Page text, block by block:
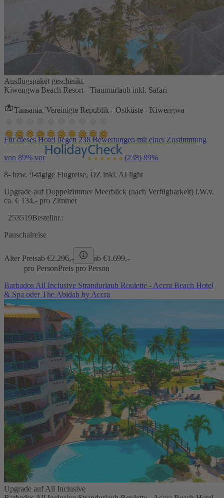
Ausflugspaket geschenkt
Kiwengwa Beach Resort - Traumurlaub inkl. Safari
Tansania, Vereinigte Republik - Ostküste - Kiwengwa
Für dieses Hotel liegen 238 Bewertungen mit einer Zustimmung
von 89% vor (238) 89%
8- bzw. 9-tägige Flugreise, DZ inkl. AI light
Upgrade auf Doppelzimmer Meerblick (nach Verfügbarkeit) i.W.v.
ca. € 134,- pro Zimmer
253519Bestellnr.:
Pauschalreise
Alter Preisab €2.296,- ab €1.699,-
pro PersonPreis pro Person
Barbados All Inclusive Strandurlaub Roulette - Accra Beach Hotel
& Spa oder The Abidah by Accra
Upgrade auf All Inclusive